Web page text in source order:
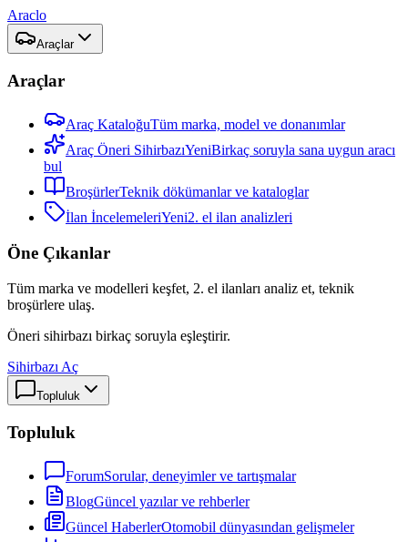
Araclo
Araçlar
Araçlar
Araç KataloğuTüm marka, model ve donanımlar
Araç Öneri SihirbazıYeniBirkaç soruyla sana uygun aracı
bul
BroşürlerTeknik dökümanlar ve kataloglar
İlan İncelemeleriYeni2. el ilan analizleri
Öne Çıkanlar
Tüm marka ve modelleri keşfet, 2. el ilanları analiz et, teknik
broşürlere ulaş.
Öneri sihirbazı birkaç soruyla eşleştirir.
Sihirbazı Aç
Topluluk
Topluluk
ForumSorular, deneyimler ve tartışmalar
BlogGüncel yazılar ve rehberler
Güncel HaberlerOtomobil dünyasından gelişmeler